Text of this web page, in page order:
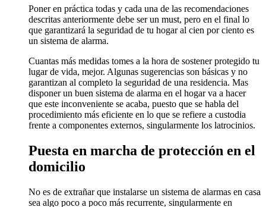
Poner en práctica todas y cada una de las recomendaciones
descritas anteriormente debe ser un must, pero en el final lo
que garantizará la seguridad de tu hogar al cien por ciento es
un sistema de alarma.
Cuantas más medidas tomes a la hora de sostener protegido tu
lugar de vida, mejor. Algunas sugerencias son básicas y no
garantizan al completo la seguridad de una residencia. Mas
disponer un buen sistema de alarma en el hogar va a hacer
que este inconveniente se acaba, puesto que se habla del
procedimiento más eficiente en lo que se refiere a custodia
frente a componentes externos, singularmente los latrocinios.
Puesta en marcha de protección en el
domicilio
No es de extrañar que instalarse un sistema de alarmas en casa
sea algo poco a poco más recurrente, singularmente en